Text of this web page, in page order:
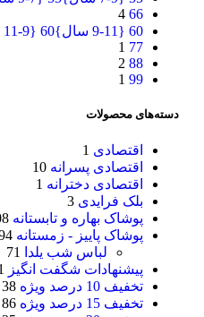
6
4
60 {9-11 سال}
60 {9-11 سال}
7
1
8
2
9
1
دسته‌های محصولات
اقتصادی 1
اقتصادی پسرانه 10
اقتصادی دخترانه 1
بلک فرایدی 3
پوشاک بهاره و تابستانه 508
پوشاک پاییز - زمستانه 494
لباس شب یلدا 71
پیشنهادات شگفت انگیز 11
تخفیف 10 درصد ویژه
38
تخفیف 15 درصد ویژه
86